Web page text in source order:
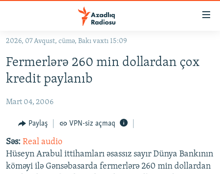
Əsas
qayıt
Əsas
naviqasiyaya
qayıt
KORRUPSIOMETR
#ƏSLINDƏ
FƏRQƏ BAX
QANUNI DOĞRU
ARAŞDIRMA
2026, 07 Avqust, cümə, Bakı vaxtı 15:09
Fermerlərə 260 min dollardan çox
kredit paylanıb
Mart 04, 2006
Paylaş VPN-siz açmaq
Səs: Real audio
Hüseyn Arabul ittihamları əsassız sayır Dünya Bankının
köməyi ilə Gənsəbasarda fermerlərə 260 min dollardan